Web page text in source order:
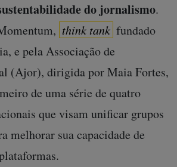
do jornalismo.
think tank fundado
e pela Associação de
(Ajor), dirigida por Maia Fortes,
de uma série de quatro
que visam unificar grupos
melhorar sua capacidade de